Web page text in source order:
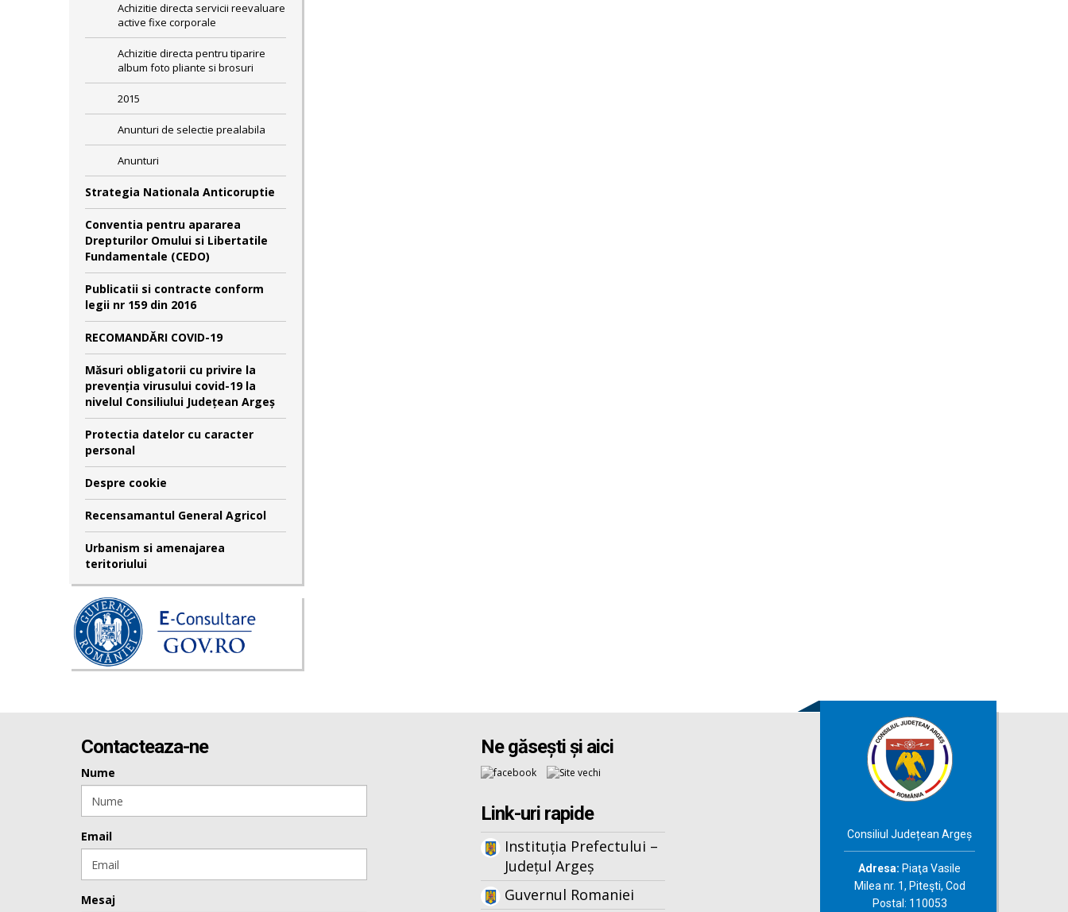
Achizitie directa servicii reevaluare
active fixe corporale
Achizitie directa pentru tiparire
album foto pliante si brosuri
2015
Anunturi de selectie prealabila
Anunturi
Strategia Nationala Anticoruptie
Conventia pentru apararea
Drepturilor Omului si Libertatile
Fundamentale (CEDO)
Publicatii si contracte conform
legii nr 159 din 2016
RECOMANDĂRI COVID-19
Măsuri obligatorii cu privire la
prevenția virusului covid-19 la
nivelul Consiliului Județean Argeș
Protectia datelor cu caracter
personal
Despre cookie
Recensamantul General Agricol
Urbanism si amenajarea
teritoriului
Contacteaza-ne
Nume
Email
Mesaj
Ne găsești și aici
Link-uri rapide
Instituția Prefectului –
Județul Argeș
Guvernul Romaniei
Consiliul Județean Argeș
Adresa: Piaţa Vasile
Milea nr. 1, Piteşti, Cod
Postal: 110053